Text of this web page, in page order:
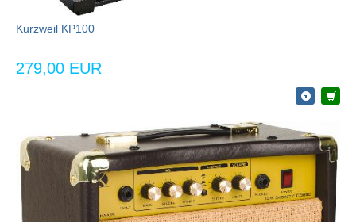
Kurzweil KP100
279,00 EUR